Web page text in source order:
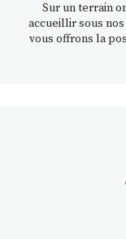
Sur un terrain
accueillir sous
vous offrons la